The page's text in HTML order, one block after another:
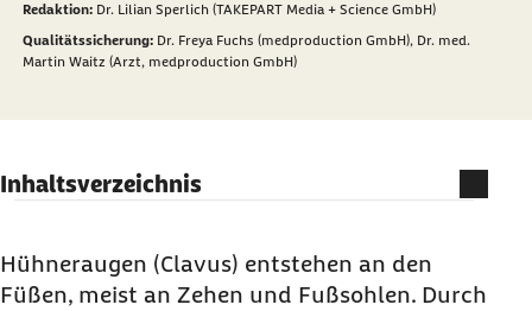
Redaktion: Dr. Lilian Sperlich (TAKEPART Media + Science GmbH)
Qualitätssicherung: Dr. Freya Fuchs (medproduction GmbH), Dr. med.
Martin Waitz (Arzt, medproduction GmbH)
Inhaltsverzeichnis
Was sind Hühneraugen?
Welche Symptome verursachen Hühneraugen?
Hühneraugen (Clavus) entstehen an den
Füßen, meist an Zehen und Fußsohlen. Durch